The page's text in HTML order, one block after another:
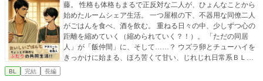
藤。 性格も体格もまるで正反対な二人が、ひょんなことから
始めたルームシェア生活。 一つ屋根の下、不器用な同僚二人
がごはんを食べ、酒を飲む。 重ねる日々の中、少しずつ心の
距離を縮めていく（縮められていく？！）。 「ただの同居
人」が「飯仲間」に、そして……？ ウズラ卵とチューハイを
きっかけに始まる、ほろ苦くて甘い、じれじれ日常系ＢＬ！
BL 完結 長編